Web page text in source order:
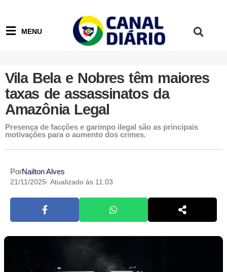
MENU
Vila Bela e Nobres têm maiores
taxas de assassinatos da
Amazônia Legal
Presença de facções e garimpo ilegal são as principais
motivações para o aumento dos crimes.
PorNailton Alves
21/11/2025 Atualizado às 11:03